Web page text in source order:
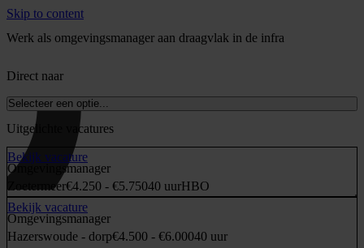
Skip to content
Werk als omgevingsmanager aan draagvlak in de infra
Direct naar
Selecteer een optie...
Uitgelichte vacatures
Omgevingsmanager
Zoetermeer€4.250 - €5.75040 uurHBO
Bekijk vacature
Omgevingsmanager
Hazerswoude - dorp€4.500 - €6.00040 uur
Bekijk vacature